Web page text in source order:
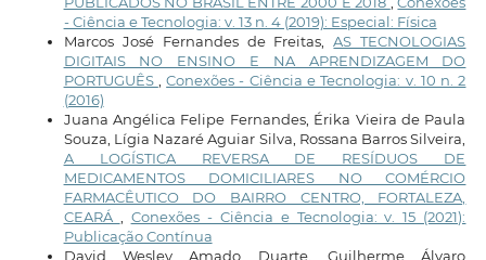
- Ciência e Tecnologia: v. 13 n. 4 (2019): Especial: Física
Marcos José Fernandes de Freitas,AS TECNOLOGIAS
DIGITAIS NO ENSINO E NA APRENDIZAGEM DO
PORTUGUÊS
,Conexões - Ciência e Tecnologia: v. 10 n. 2
(2016)
Juana Angélica Felipe Fernandes, Érika Vieira de Paula
Souza, Lígia Nazaré Aguiar Silva, Rossana Barros Silveira,
A LOGÍSTICA REVERSA DE RESÍDUOS DE
MEDICAMENTOS DOMICILIARES NO COMÉRCIO
FARMACÊUTICO DO BAIRRO CENTRO, FORTALEZA,
CEARÁ
Conexões - Ciência e Tecnologia: v. 15 (2021):
Publicação Contínua
David Wesley Amado Duarte, Guilherme Álvaro